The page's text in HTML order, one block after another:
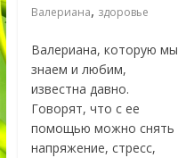
Валериана, здоровье
Валериана, которую мы
знаем и любим,
известна давно.
Говорят, что с ее
помощью можно снять
напряжение, стресс,